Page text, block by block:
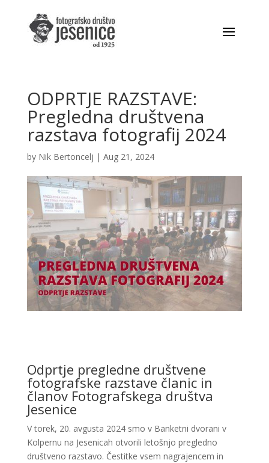
ODPRTJE RAZSTAVE:
Pregledna društvena
razstava fotografij 2024
by Nik Bertoncelj | Aug 21, 2024
Odprtje pregledne društvene
fotografske razstave članic in
članov Fotografskega društva
Jesenice
V torek, 20. avgusta 2024 smo v Banketni dvorani v
Kolpernu na Jesenicah otvorili letošnjo pregledno
društveno razstavo. Čestitke vsem nagrajencem in